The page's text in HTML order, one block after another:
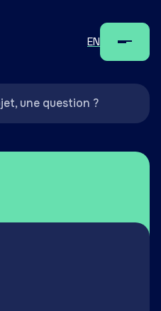
EN Menu
une question ?